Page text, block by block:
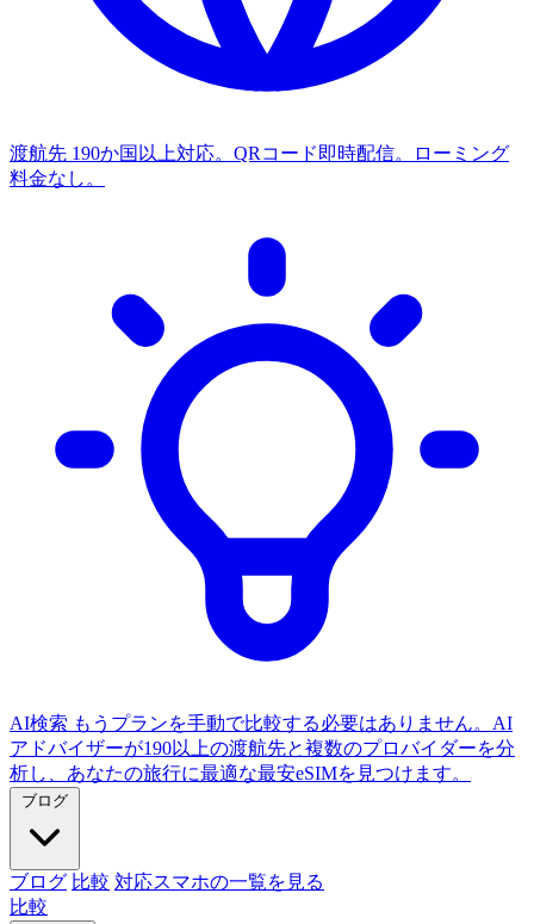
渡航先 190か国以上対応。QRコード即時配信。ローミング
料金なし。
AI検索 もうプランを手動で比較する必要はありません。AI
アドバイザーが190以上の渡航先と複数のプロバイダーを分
析し、あなたの旅行に最適な最安eSIMを見つけます。
ブログ
ブログ 比較 対応スマホの一覧を見る
比較